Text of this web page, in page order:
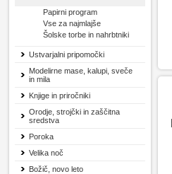
Papirni program
Vse za najmlajše
Šolske torbe in nahrbtniki
Ustvarjalni pripomočki
Modelirne mase, kalupi, sveče
in mila
Knjige in priročniki
Orodje, strojčki in zaščitna
sredstva
Poroka
Velika noč
Božič, novo leto